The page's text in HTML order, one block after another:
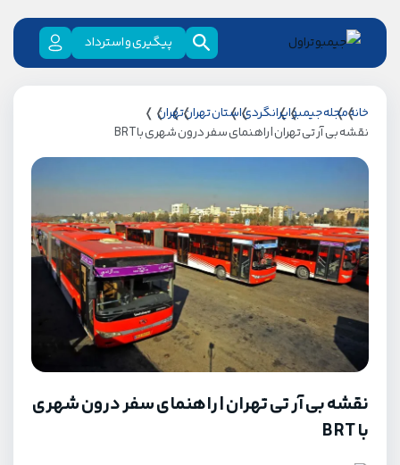
پیگیری و استرداد
خانهمجله جیمبوایرانگردیاستان تهرانتهران
نقشه بی آر تی تهران | راهنمای سفر درون شهری با BRT
نقشه بی آر تی تهران | راهنمای سفر درون شهری
با BRT